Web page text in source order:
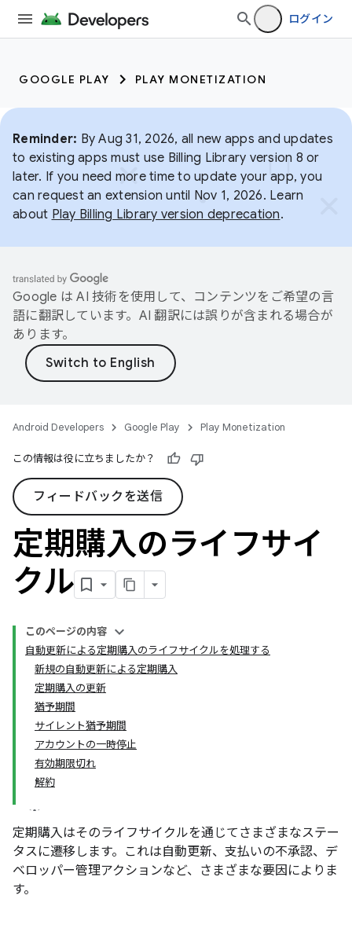
ログイン
GOOGLE PLAY PLAY MONETIZATION
Reminder: By Aug 31, 2026, all new apps and updates
to existing apps must use Billing Library version 8 or
later. If you need more time to update your app, you
can request an extension until Nov 1, 2026. Learn
about Play Billing Library version deprecation.
Google は AI 技術を使用して、コンテンツをご希望の言
語に翻訳しています。AI 翻訳には誤りが含まれる場合が
あります。
Android Developers Google Play Play Monetization
この情報は役に立ちましたか？
フィードバックを送信
定期購入のライフサイ
クル
このページの内容
自動更新による定期購入のライフサイクルを処理する
新規の自動更新による定期購入
定期購入の更新
猶予期間
サイレント猶予期間
アカウントの一時停止
有効期限切れ
解約
定期購入はそのライフサイクルを通じてさまざまなステー
タスに遷移します。これは自動更新、支払いの不承認、デ
ベロッパー管理アクションなど、さまざまな要因によりま
す。